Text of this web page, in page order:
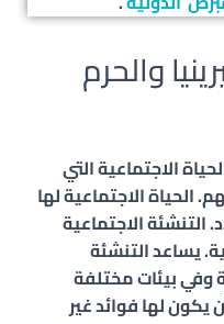
والحرم
الاجتماعية التي
الحياة الاجتماعية لها
التنشئة الاجتماعية
يساعد التنشئة
وفي بيئات مختلفة
لها فوائد غير